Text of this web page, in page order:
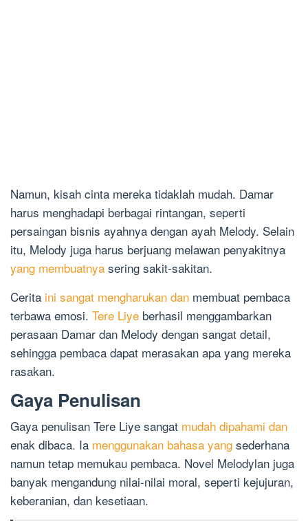
Namun, kisah cinta mereka tidaklah mudah. Damar
harus menghadapi berbagai rintangan, seperti
persaingan bisnis ayahnya dengan ayah Melody. Selain
itu, Melody juga harus berjuang melawan penyakitnya
yang membuatnya sering sakit-sakitan.
Cerita ini sangat mengharukan dan membuat pembaca
terbawa emosi. Tere Liye berhasil menggambarkan
perasaan Damar dan Melody dengan sangat detail,
sehingga pembaca dapat merasakan apa yang mereka
rasakan.
Gaya Penulisan
Gaya penulisan Tere Liye sangat mudah dipahami dan
enak dibaca. Ia menggunakan bahasa yang sederhana
namun tetap memukau pembaca. Novel Melodylan juga
banyak mengandung nilai-nilai moral, seperti kejujuran,
keberanian, dan kesetiaan.